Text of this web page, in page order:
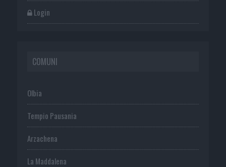
Login
COMUNI
Olbia
Tempio Pausania
Arzachena
La Maddalena